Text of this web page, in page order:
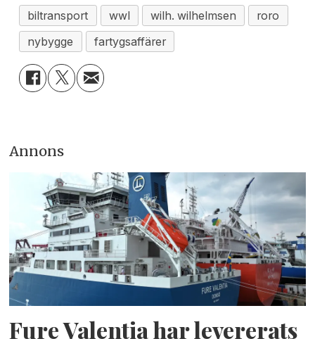
biltransport wwl wilh. wilhelmsen
roro
nybygge
fartygsaffärer
Annons
Fure Valentia har levererats